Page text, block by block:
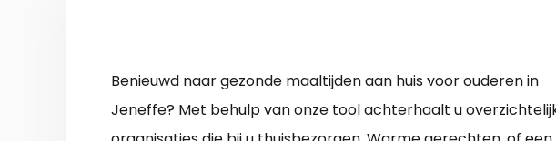
Benieuwd naar gezonde maaltijden aan huis voor ouderen in
Jeneffe? Met behulp van onze tool achterhaalt u